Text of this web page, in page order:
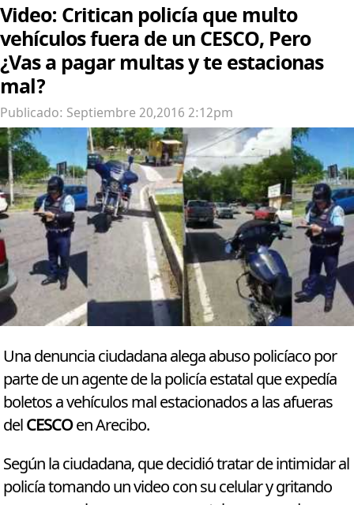
Video: Critican policía que multo
vehículos fuera de un CESCO, Pero
¿Vas a pagar multas y te estacionas
mal?
Publicado: Septiembre 20,2016 2:12pm
Una denuncia ciudadana alega abuso policíaco por
parte de un agente de la policía estatal que expedía
boletos a vehículos mal estacionados a las afueras
delCESCOen Arecibo.
Según la ciudadana, que decidió tratar de intimidar al
policía tomando un video con su celular y gritando